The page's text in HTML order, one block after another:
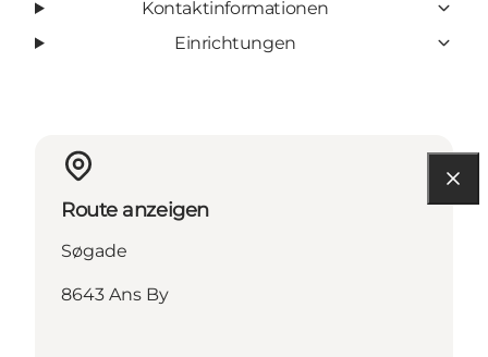
Kontaktinformationen
Einrichtungen
Route anzeigen
Søgade
8643 Ans By